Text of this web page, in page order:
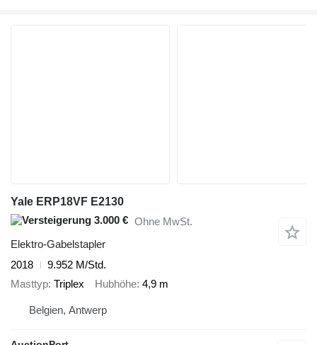
Yale ERP18VF E2130
3.000 € Ohne MwSt.
Elektro-Gabelstapler
2018
9.952 M/Std.
Masttyp Triplex Hubhöhe 4,9 m
Belgien, Antwerp